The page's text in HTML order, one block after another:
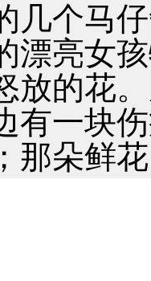
个马仔
漂亮女
放的花
有一块
那朵鲜